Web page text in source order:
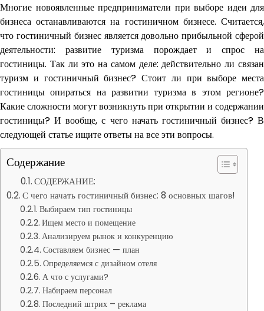
Многие новоявленные предприниматели при выборе идеи для
бизнеса останавливаются на гостиничном бизнесе. Считается,
что гостиничный бизнес является довольно прибыльной сферой
деятельности: развитие туризма порождает и спрос на
гостиницы. Так ли это на самом деле: действительно ли связан
туризм и гостиничный бизнес? Стоит ли при выборе места
гостиницы опираться на развитии туризма в этом регионе?
Какие сложности могут возникнуть при открытии и содержании
гостиницы? И вообще, с чего начать гостиничный бизнес? В
следующей статье ищите ответы на все эти вопросы.
Содержание
СОДЕРЖАНИЕ:
С чего начать гостиничный бизнес: 8 основных шагов!
Выбираем тип гостиницы
Ищем место и помещение
Анализируем рынок и конкуренцию
Составляем бизнес — план
Определяемся с дизайном отеля
А что с услугами?
Набираем персонал
Последний штрих – реклама